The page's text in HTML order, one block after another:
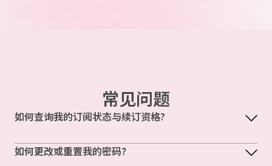
常见问题
如何查询我的订阅状态与续订资格?
如何更改或重置我的密码？